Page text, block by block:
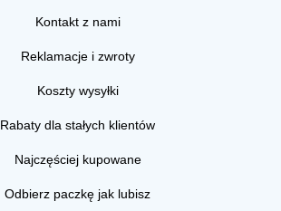
Kontakt z nami
Reklamacje i zwroty
Koszty wysyłki
Rabaty dla stałych klientów
Najczęściej kupowane
Odbierz paczkę jak lubisz